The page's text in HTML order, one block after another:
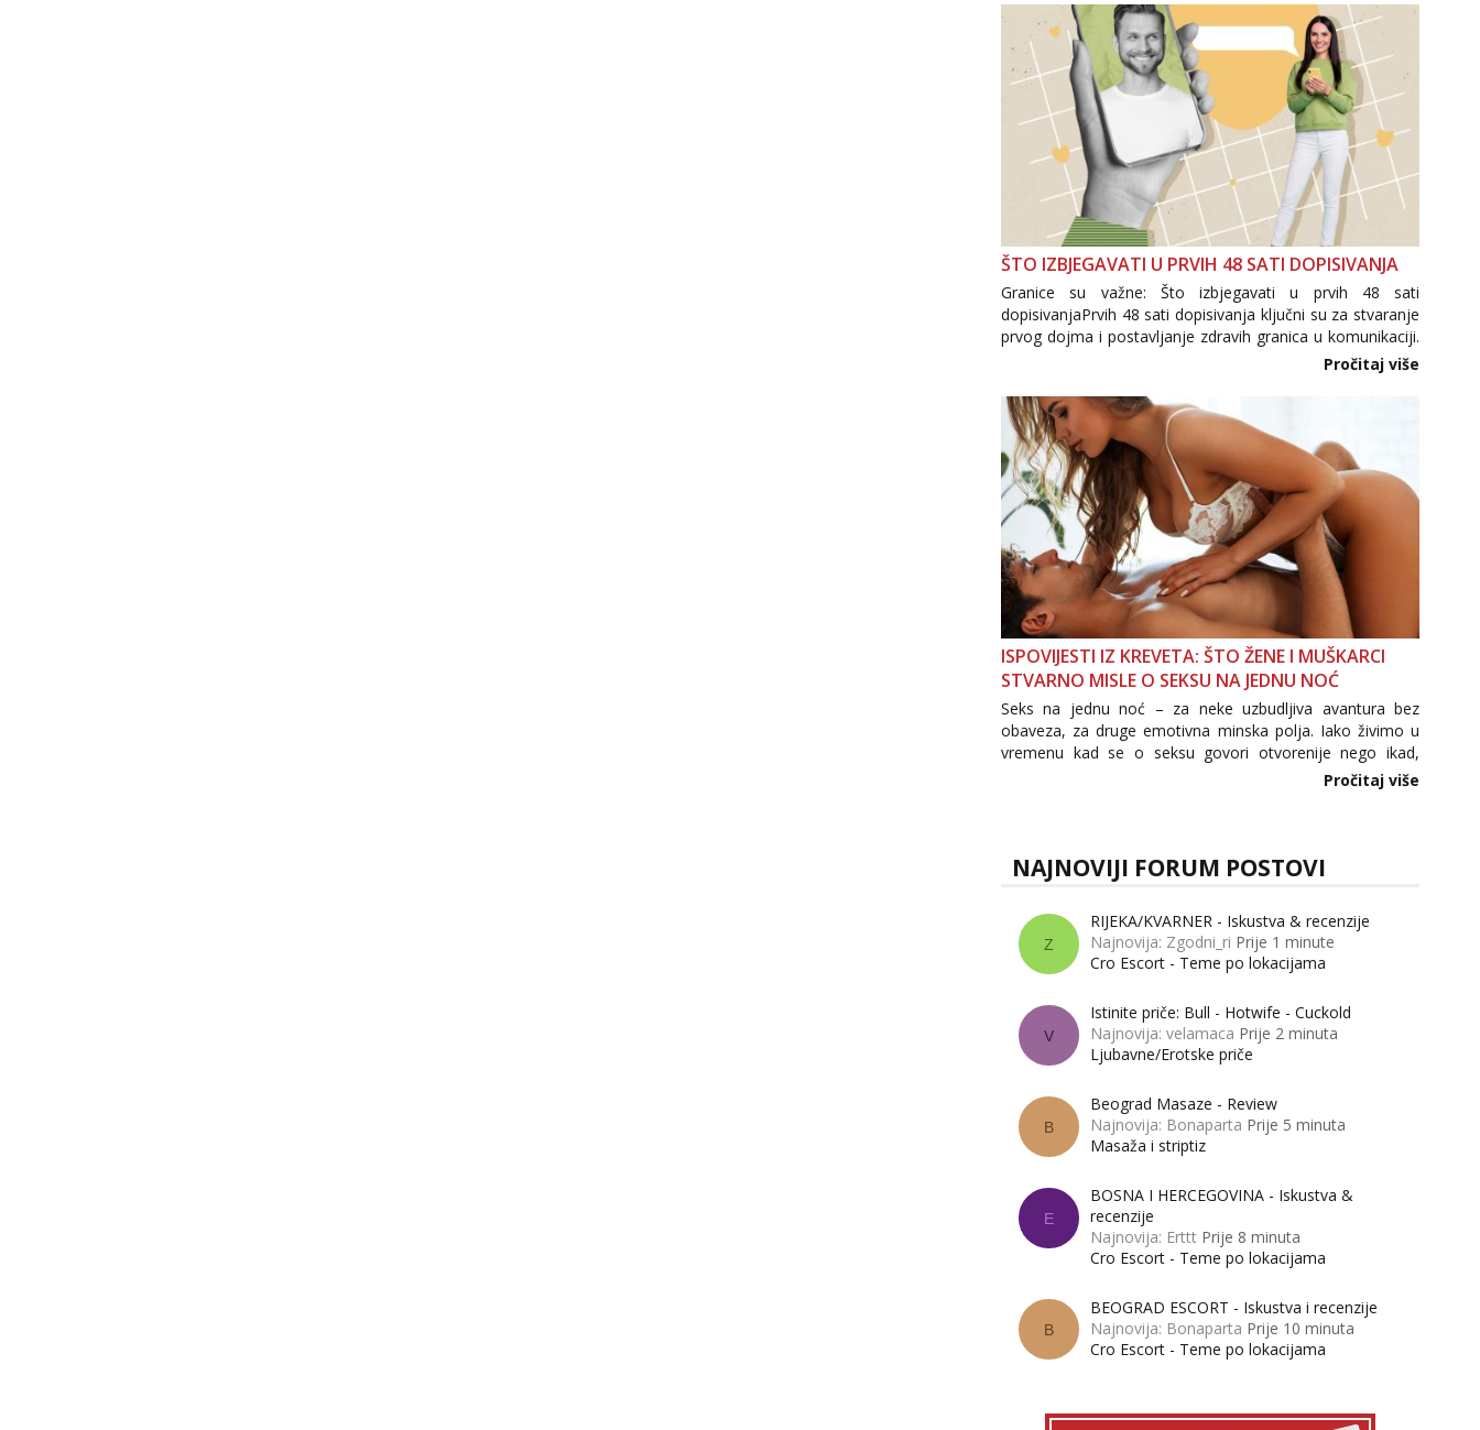
ŠTO IZBJEGAVATI U PRVIH 48 SATI DOPISIVANJA
Granice su važne: Što izbjegavati u prvih 48 sati
dopisivanjaPrvih 48 sati dopisivanja ključni su za stvaranje
prvog dojma i postavljanje zdravih granica u komunikaciji.
Važno je izbjeći prebrzo otkrivanje osobnih ili intimnih
informacija, jer nepoznata osoba još nije zaslužila to
povjerenje. Takođe...
Pročitaj više
ISPOVIJESTI IZ KREVETA: ŠTO ŽENE I MUŠKARCI
STVARNO MISLE O SEKSU NA JEDNU NOĆ
Seks na jednu noć – za neke uzbudljiva avantura bez
obaveza, za druge emotivna minska polja. Iako živimo u
vremenu kad se o seksu govori otvorenije nego ikad,
tema „jedne noći strasti“ i dalje izaziva burne rasprave. Što
Pročitaj više
NAJNOVIJI FORUM POSTOVI
Z
RIJEKA/KVARNER - Iskustva & recenzije
Najnovija: Zgodni_ri Prije 1 minute
Cro Escort - Teme po lokacijama
V
Istinite priče: Bull - Hotwife - Cuckold
Najnovija: velamaca Prije 2 minuta
Ljubavne/Erotske priče
B
Beograd Masaze - Review
Najnovija: Bonaparta Prije 5 minuta
Masaža i striptiz
E
BOSNA I HERCEGOVINA - Iskustva &
recenzije
Najnovija: Erttt Prije 8 minuta
Cro Escort - Teme po lokacijama
B
BEOGRAD ESCORT - Iskustva i recenzije
Najnovija: Bonaparta Prije 10 minuta
Cro Escort - Teme po lokacijama